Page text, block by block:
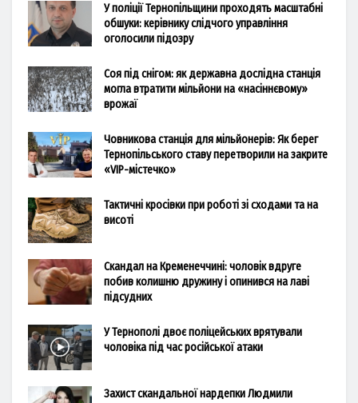
У поліції Тернопільщини проходять масштабні
обшуки: керівнику слідчого управління
оголосили підозру
Соя під снігом: як державна дослідна станція
могла втратити мільйони на «насіннєвому»
врожаї
Човникова станція для мільйонерів: Як берег
Тернопільського ставу перетворили на закрите
«VIP-містечко»
Тактичні кросівки при роботі зі сходами та на
висоті
Скандал на Кременеччині: чоловік вдруге
побив колишню дружину і опинився на лаві
підсудних
У Тернополі двоє поліцейських врятували
чоловіка під час російської атаки
Захист скандальної нардепки Людмили